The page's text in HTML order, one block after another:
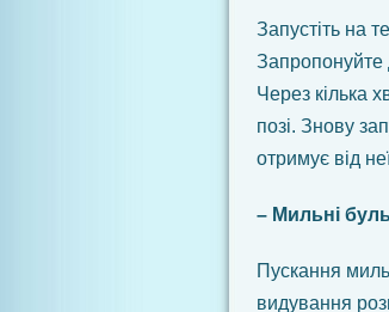
Запустіть на
Запропонуйте
Через кілька
позі. Знову
отримує від
– Мильні
Пускання
видування